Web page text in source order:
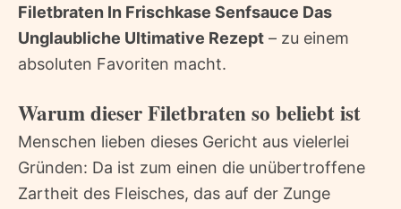
Filetbraten In Frischkase Senfsauce Das
Unglaubliche Ultimative Rezept – zu einem
absoluten Favoriten macht.
Warum dieser Filetbraten so beliebt ist
Menschen lieben dieses Gericht aus vielerlei
Gründen: Da ist zum einen die unübertroffene
Zartheit des Fleisches, das auf der Zunge